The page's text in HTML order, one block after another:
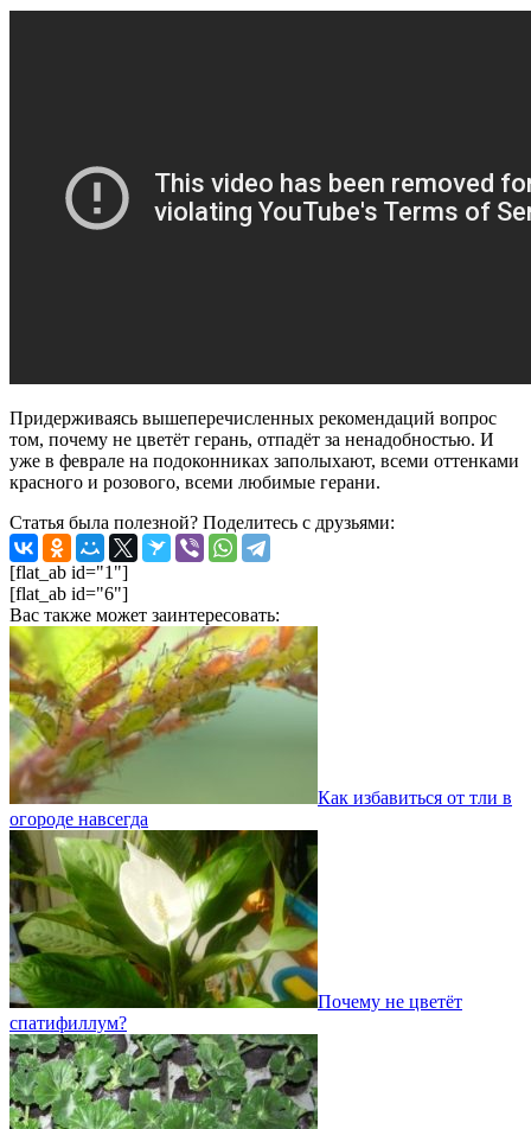
Придерживаясь вышеперечисленных рекомендаций вопрос
том, почему не цветёт герань, отпадёт за ненадобностью. И
уже в феврале на подоконниках заполыхают, всеми оттенками
красного и розового, всеми любимые герани.
Статья была полезной? Поделитесь с друзьями:
[flat_ab id="1"]
[flat_ab id="6"]
Вас также может заинтересовать:
Как избавиться от тли в
огороде навсегда
Почему не цветёт
спатифиллум?